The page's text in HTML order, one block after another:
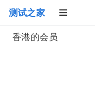
测试之家
香港的会员